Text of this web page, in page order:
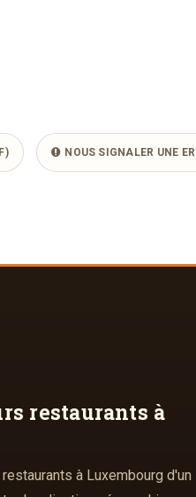
NOUS SIGNALER UNE
restaurants à
à Luxembourg d'un